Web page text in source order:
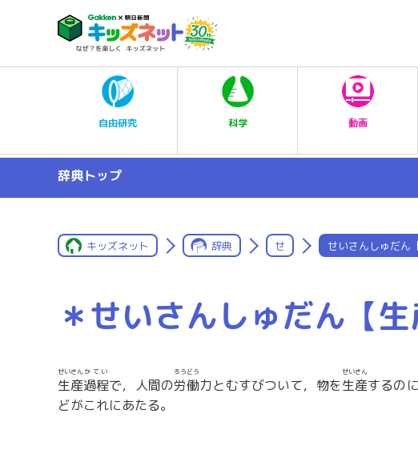
自由研究 科学 動画
辞典トップ
キッズネット 辞典 せ せいさんしゅだん
＊せいさんしゅだん【生
生産
せいさん
過程
かてい
で，人間の労働
ろうどう
力とむすびついて，物を生産
せいさん
するの
どがこれにあたる。